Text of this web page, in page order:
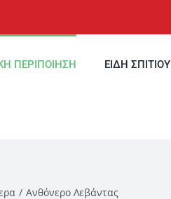
ΠΕΡΙΠΟΙΗΣΗ ΕΙΔΗ ΣΠΙΤΙΟΥ
Ανθόνερο Λεβάντας